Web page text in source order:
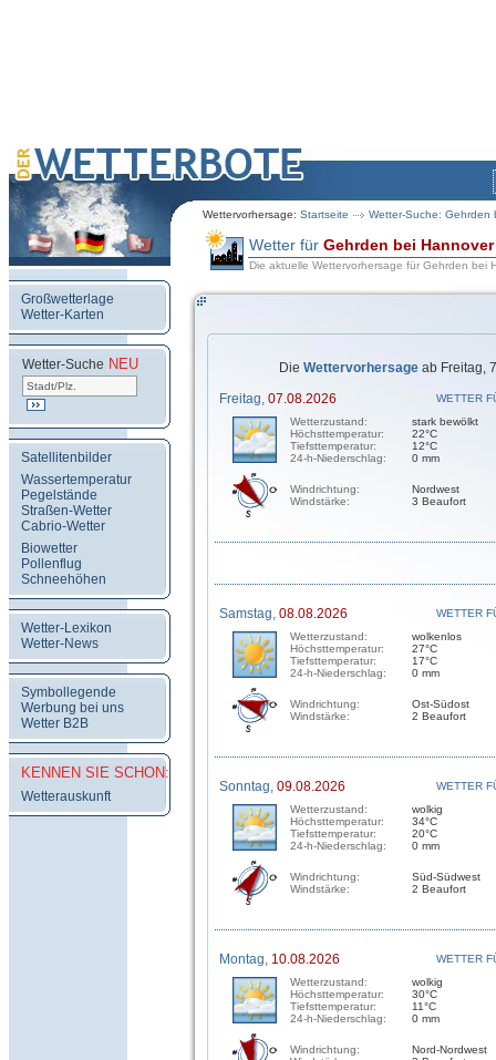
Wettervorhersage: Startseite Wetter-Suche: Gehrden
Großwetterlage
Wetter-Karten
Wetter-Suche NEU
Satellitenbilder
Wassertemperatur
Pegelstände
Straßen-Wetter
Cabrio-Wetter
Biowetter
Pollenflug
Schneehöhen
Wetter-Lexikon
Wetter-News
Symbollegende
Werbung bei uns
Wetter B2B
KENNEN SIE SCHON:
Wetterauskunft
Wetter für Gehrden bei Hannover
Die aktuelle Wettervorhersage für Gehrden bei
Die Wettervorhersage ab Freitag,
Freitag, 07.08.2026
WETTER
Wetterzustand:
Höchsttemperatur:
Tiefsttemperatur:
24-h-Niederschlag:
stark bewölkt
22°C
12°C
0 mm
Windrichtung:
Windstärke:
Nordwest
3 Beaufort
Samstag, 08.08.2026
WETTER
Wetterzustand:
Höchsttemperatur:
Tiefsttemperatur:
24-h-Niederschlag:
wolkenlos
27°C
17°C
0 mm
Windrichtung:
Windstärke:
Ost-Südost
2 Beaufort
Sonntag, 09.08.2026
WETTER
Wetterzustand:
Höchsttemperatur:
Tiefsttemperatur:
24-h-Niederschlag:
wolkig
34°C
20°C
0 mm
Windrichtung:
Windstärke:
Süd-Südwest
2 Beaufort
Montag, 10.08.2026
WETTER
Wetterzustand:
Höchsttemperatur:
Tiefsttemperatur:
24-h-Niederschlag:
wolkig
30°C
11°C
0 mm
Windrichtung:
Nord-Nordwest